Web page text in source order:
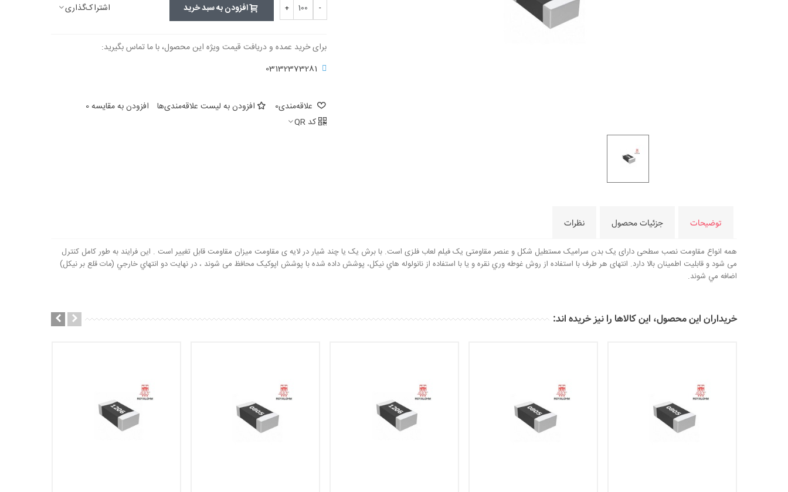
-
+ افزودن به سبد خرید اشتراک‌گذاری
برای خرید عمده و دریافت قیمت ویژه این محصول، با ما تماس بگیرید:
03132373281
علاقه‌مندی0 افزودن به لیست علاقه‌مندی‌ها افزودن به مقایسه0
کد QR
توضیحات جزئیات محصول نظرات
همه انواع مقاومت نصب سطحی دارای یک بدن سرامیک مستطیل شکل و عنصر مقاومتی یک فیلم لعاب فلزی است. با برش یک یا چند شیار در لایه ی مقاومت میزان مقاومت قابل تغییر است . این فرایند به طور کامل کنترل
می شود و قابلیت اطمینان بالا دارد. انتهای هر طرف با استفاده از روش غوطه وري نقره و يا با استفاده از نانولوله هاي نيکل، پوشش داده شده با پوشش اپوکيک محافظ می شوند ، در نهايت دو انتهاي خارجي (مات قلع بر نيکل)
اضافه مي شوند.
خریداران این محصول، این کالاها را نیز خریده اند: